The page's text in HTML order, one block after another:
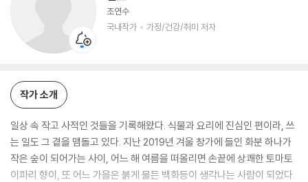
조연수
국내작가
가정/건강/취미 저자
작가 소개
일상 속 작고 사적인 것들을 기록해왔다. 식물과 요리에 진심인 편이라, 쓰
는 일도 그 곁을 맴돌고 있다. 지난 2019년 겨울 창가에 들인 화분 하나가
작은 숲이 되어가는 사이, 어느 해 여름을 떠올리면 손끝에 상쾌한 토마토
이파리 향이, 또 어느 가을은 붉게 물든 백화등이 생각나는 사람이 되었다.